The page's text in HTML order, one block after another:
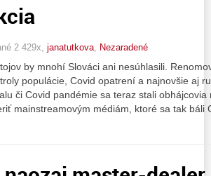
2 429x, janatutkova, Nezaradené
by mnohí Slováci ani nesúhlasili.
populácie, Covid opatrení a najnovšie aj
či Covid pandémie sa teraz stali
mainstreamovým médiám, ktoré sa tak báli